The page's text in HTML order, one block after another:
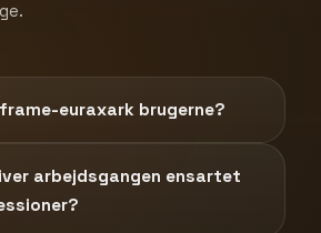
euraxark brugerne?
arbejdsgangen ensartet